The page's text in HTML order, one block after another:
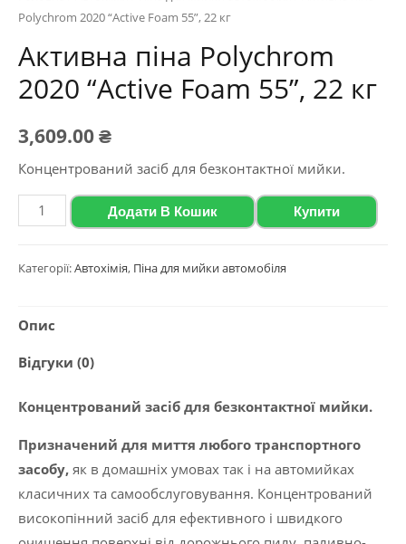
Polychrom 2020 “Active Foam 55”, 22 кг
Активна піна Polychrom
2020 “Active Foam 55”, 22 кг
3,609.00₴
Концентрований засіб для безконтактної мийки.
Активна
піна
2020
Foam
22
кг
Додати В Кошик Купити
Категорії:Автохімія, Піна для мийки автомобіля
Опис
Відгуки (0)
Концентрований засіб для безконтактної мийки.
Призначений для миття любого транспортного
засобу, як в домашніх умовах так і на автомийках
класичних та самообслуговування. Концентрований
високопінний засіб для ефективного і швидкого